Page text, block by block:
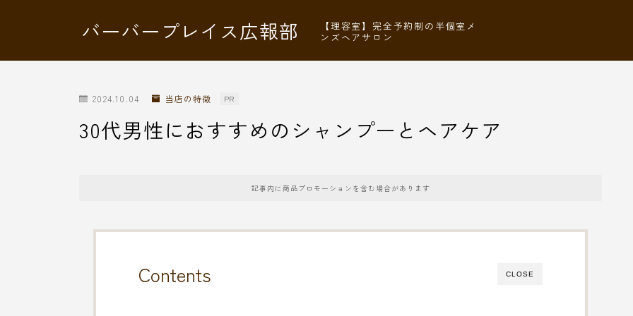
バーバープレイス広報部
【理容室】完全予約制の半個室メ
ンズヘアサロン
2024.10.04 当店の特徴 PR
30代男性におすすめのシャンプーとヘアケア
記事内に商品プロモーションを含む場合があります
CLOSE
Contents